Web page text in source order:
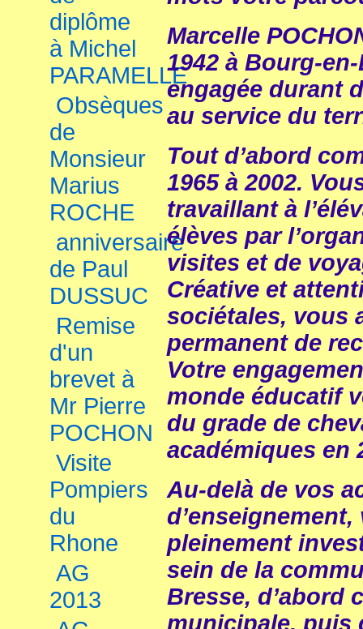
diplôme
à Michel
PARAMELLE
Obsèques
de
Monsieur
Marius
ROCHE
anniversaire
de Paul
DUSSUC
Remise
d'un
brevet à
Mr Pierre
POCHON
Visite
Pompiers
du
Rhone
AG
2013
Marcelle
1942 à Bourg-
engagée durant
au service du
Tout d’abord
1965 à 2002.
travaillant à
élèves par
visites et de
Créative et
sociétales, vous
permanent de
Votre
monde éducatif
du grade de
académiques en
Au-delà de vos
pleinement
sein de la
Bresse, d’abord
municipale, puis